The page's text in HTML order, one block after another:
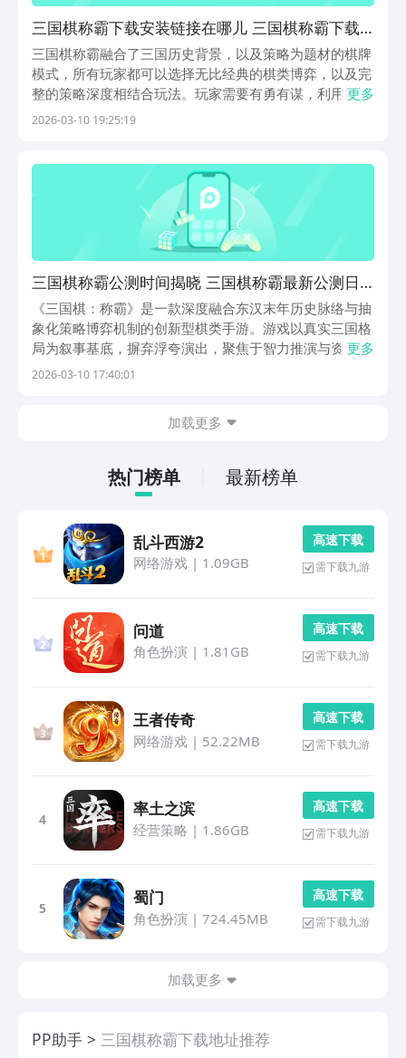
三国棋称霸下载安装链接在哪儿 三国棋称霸下载
推荐
三国棋称霸融合了三国历史背景，以及策略为题材的棋牌
模式，所有玩家都可以选择无比经典的棋类博弈，以及完
整的策略深度相结合玩法。玩家需要有勇有谋，利用智慧
去挑战，三国棋称霸下载地址在哪儿？众多玩家都想要参
也...
更多
2026-03-10 19:25:19
三国棋称霸公测时间揭晓 三国棋称霸最新公测日
期与参与方式
《三国棋：称霸》是一款深度融合东汉末年历史脉络与抽
象化策略博弈机制的创新型棋类手游。游戏以真实三国格
局为叙事基底，摒弃浮夸演出，聚焦于智力推演与资源运
筹的核心体验。玩家将化身割据一方的势力统帅，在六边
更多
2026-03-10 17:40:01
加载更多
热门榜单 最新榜单
乱斗西游2
网络游戏| 1.09GB
高 速 下 载
需下载九游
问道
角色扮演 | 1.81GB
高 速 下 载
需下载九游
王者传奇
网络游戏| 52.22MB
高 速 下 载
需下载九游
4
率土之滨
经营策略 | 1.86GB
高 速 下 载
需下载九游
5
蜀门
角色扮演 | 724.45MB
高 速 下 载
需下载九游
加载更多
PP助手 三国棋称霸下载地址推荐